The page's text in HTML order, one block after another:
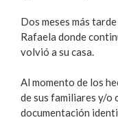
Dos meses más
Rafaela donde
volvió a su casa.
Al momento de los
de sus familiares y/o
documentación